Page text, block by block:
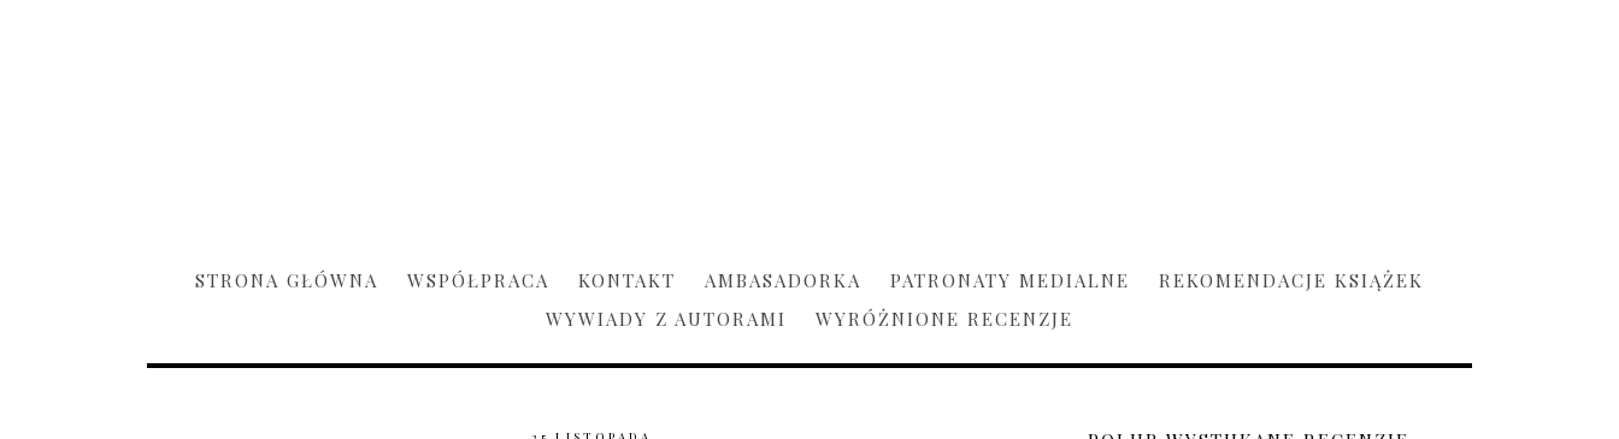
STRONA GŁÓWNA WSPÓŁPRACA KONTAKT AMBASADORKA PATRONATY MEDIALNE
REKOMENDACJE KSIĄŻEK
WYWIADY Z AUTORAMI
WYRÓŻNIONE RECENZJE